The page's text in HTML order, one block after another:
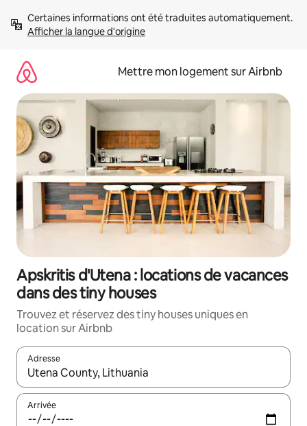
directement
Afficher la langue d'origine
Mettre mon logement sur Airbnb
Apskritis d'Utena : locations de vacances
dans des tiny houses
Trouvez et réservez des tiny houses uniques en
location sur Airbnb
Adresse
Lorsque les résultats s'affichent, utilisez les flèches vers le
Arrivée